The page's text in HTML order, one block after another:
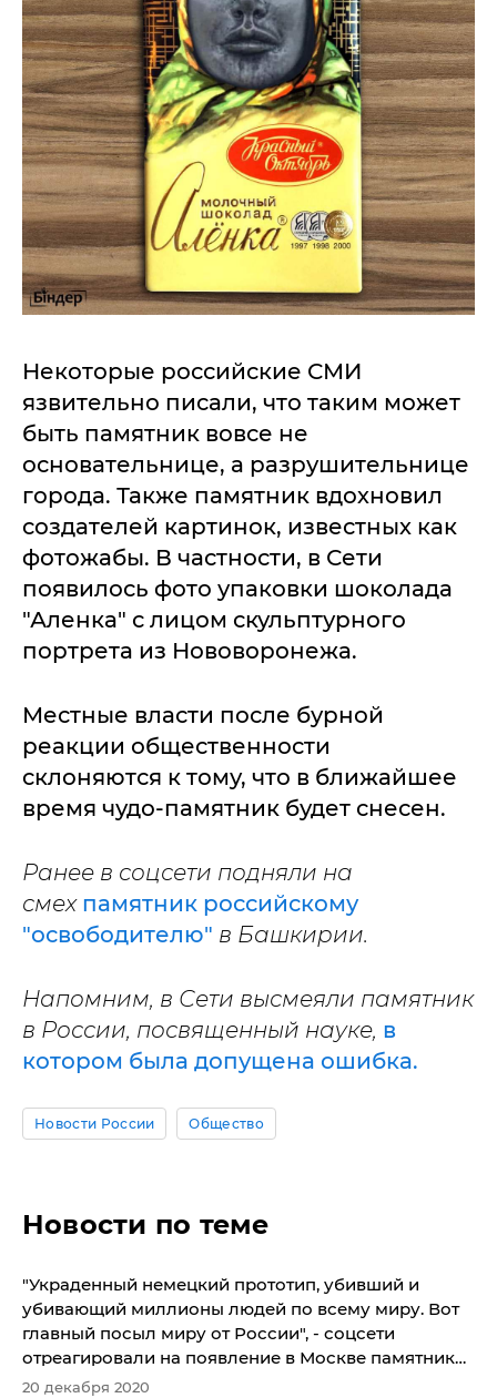
Некоторые российские СМИ
язвительно писали, что таким может
быть памятник вовсе не
основательнице, а разрушительнице
города. Также памятник вдохновил
создателей картинок, известных как
фотожабы. В частности, в Сети
появилось фото упаковки шоколада
"Аленка" с лицом скульптурного
портрета из Нововоронежа.
Местные власти после бурной
реакции общественности
склоняются к тому, что в ближайшее
время чудо-памятник будет снесен.
Ранее в соцсети подняли на
смех памятник российскому
"освободителю" в Башкирии.
Напомним, в Сети высмеяли памятник
в России, посвященный науке, в
котором была допущена ошибка.
Новости России Общество
Новости по теме
"Украденный немецкий прототип, убивший и
убивающий миллионы людей по всему миру. Вот
главный посыл миру от России", - соцсети
отреагировали на появление в Москве памятника
Калашникову
20 декабря 2020